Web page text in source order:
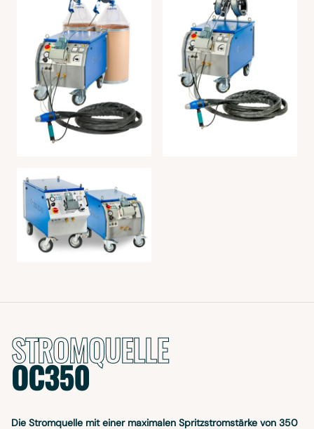
STROMQUELLE
OC350
Die Stromquelle mit einer maximalen Spritzstromstärke von 350